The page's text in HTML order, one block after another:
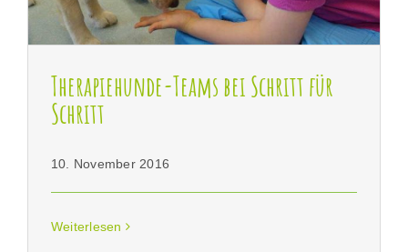
Therapiehunde-Teams bei Schritt für
Schritt
10. November 2016
Weiterlesen